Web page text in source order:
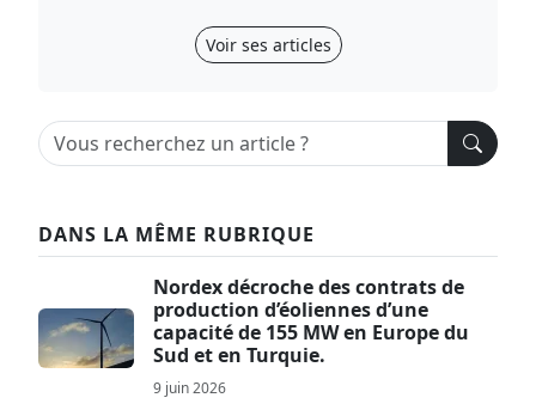
Voir ses articles
DANS LA MÊME RUBRIQUE
Nordex décroche des contrats de
production d’éoliennes d’une
capacité de 155 MW en Europe du
Sud et en Turquie.
9 juin 2026